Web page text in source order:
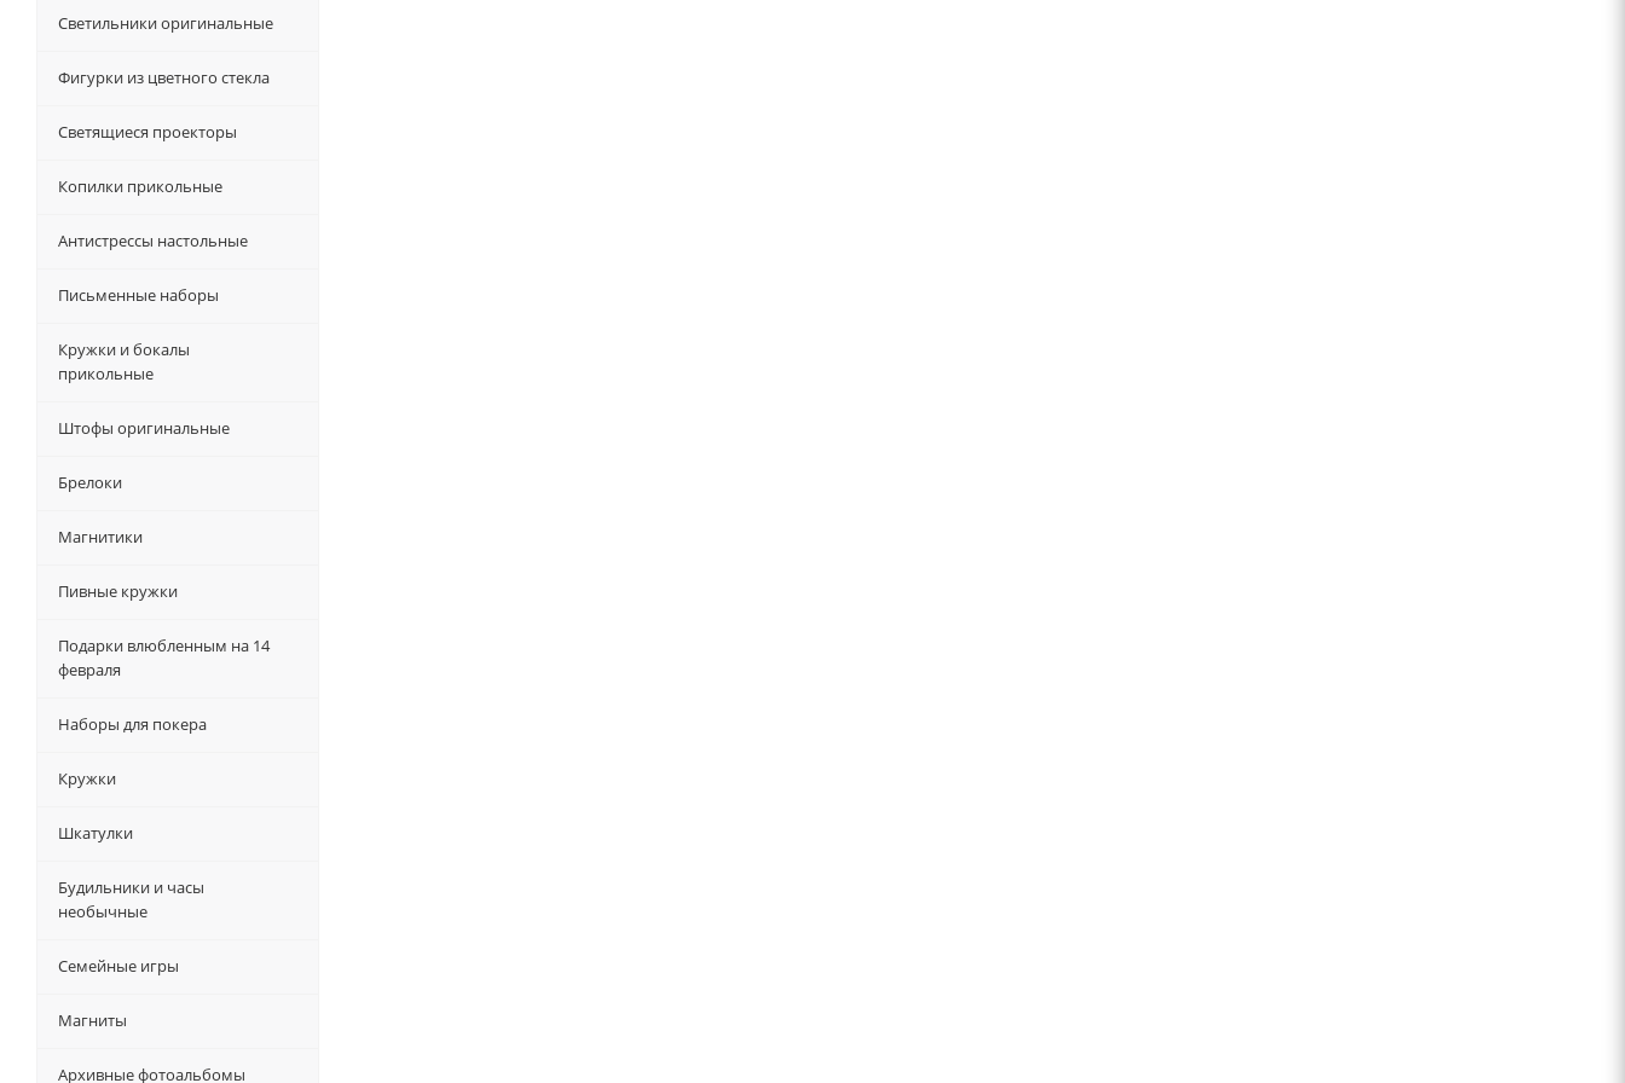
Светильники оригинальные
Фигурки из цветного стекла
Светящиеся проекторы
Копилки прикольные
Антистрессы настольные
Письменные наборы
Кружки и бокалы
прикольные
Штофы оригинальные
Брелоки
Магнитики
Пивные кружки
Подарки влюбленным на 14
февраля
Наборы для покера
Кружки
Шкатулки
Будильники и часы
необычные
Семейные игры
Магниты
Архивные фотоальбомы